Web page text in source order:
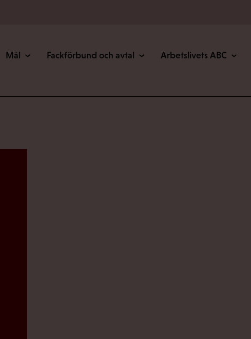
Mål Fackförbund och avtal Arbetslivets ABC